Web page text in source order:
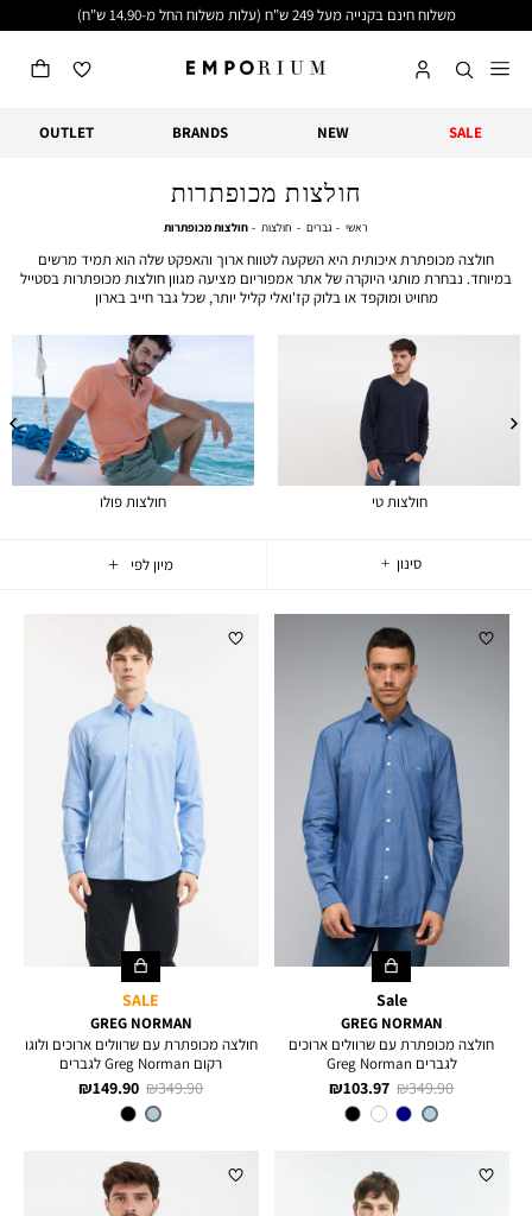
משלוח חינם בקנייה מעל 249 ש"ח (עלות משלוח החל מ-14.90 ש"ח)
SALE
NEW
BRANDS
OUTLET
חולצות מכופתרות
ראשי ראשיגברים גבריםחולצות חולצות
חולצות מכופתרותחולצות
חולצה מכופתרת איכותית היא השקעה לטווח ארוך והאפקט שלה הוא תמיד מרשים
במיוחד. נבחרת מותגי היוקרה של אתר אמפוריום מציעה מגוון חולצות מכופתרות בסטייל
מחויט ומוקפד או בלוק קז'ואלי קליל יותר, שכל גבר חייב בארון
חולצות טי חולצות פולו
סינון
מוצרים
Sale
GREG NORMAN
חולצה מכופתרת עם שרוולים ארוכים
לגברים Greg Norman
מחיר
מוצר
103.97 ₪
מחיר
רגיל
349.90 ₪
צבע
NOON
BLUE
SALE
GREG NORMAN
חולצה מכופתרת עם שרוולים ארוכים ולוגו
רקום Greg Norman לגברים
מחיר
מוצר
149.90 ₪
מחיר
349.90 ₪
צבע
LIGHT
FRENCH